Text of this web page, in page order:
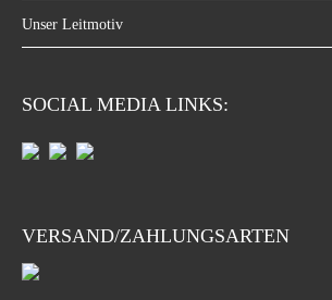
Unser Leitmotiv
SOCIAL MEDIA LINKS:
VERSAND/ZAHLUNGSARTEN